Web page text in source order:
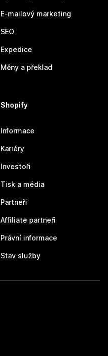
E-mailový marketing
SEO
Expedice
Měny a překlad
Shopify
Informace
Kariéry
Investoři
Tisk a média
Partneři
Affiliate partneři
Právní informace
Stav služby